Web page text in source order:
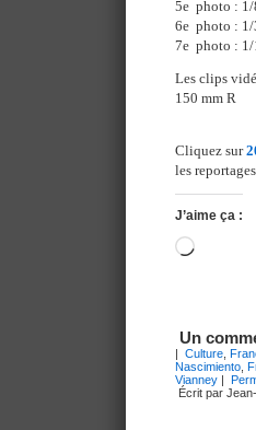
5e photo :
6e photo :
7e photo :
Les clips
150 mm R
Cliquez sur
les
J’aime ça :
Un
| Culture
Nascimiento
Vianney |
Écrit par